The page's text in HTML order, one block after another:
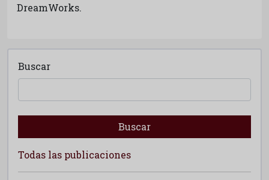
DreamWorks.
Buscar
Buscar
Todas las publicaciones